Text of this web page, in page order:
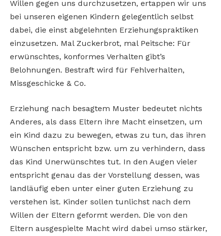
Willen gegen uns durchzusetzen, ertappen wir uns
bei unseren eigenen Kindern gelegentlich selbst
dabei, die einst abgelehnten Erziehungspraktiken
einzusetzen. Mal Zuckerbrot, mal Peitsche: Für
erwünschtes, konformes Verhalten gibt’s
Belohnungen. Bestraft wird für Fehlverhalten,
Missgeschicke & Co.
Erziehung nach besagtem Muster bedeutet nichts
Anderes, als dass Eltern ihre Macht einsetzen, um
ein Kind dazu zu bewegen, etwas zu tun, das ihren
Wünschen entspricht bzw. um zu verhindern, dass
das Kind Unerwünschtes tut. In den Augen vieler
entspricht genau das der Vorstellung dessen, was
landläufig eben unter einer guten Erziehung zu
verstehen ist. Kinder sollen tunlichst nach dem
Willen der Eltern geformt werden. Die von den
Eltern ausgespielte Macht wird dabei umso stärker,